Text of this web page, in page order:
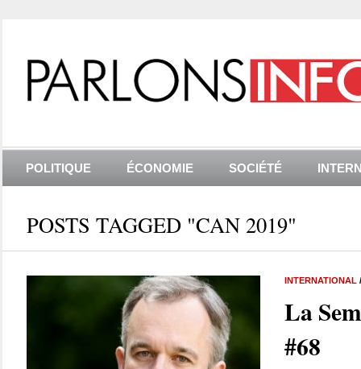
POLITIQUE ÉCONOMIE SOCIÉTÉ
POSTS TAGGED "CAN 2019"
INTERNATIONAL
La
#68